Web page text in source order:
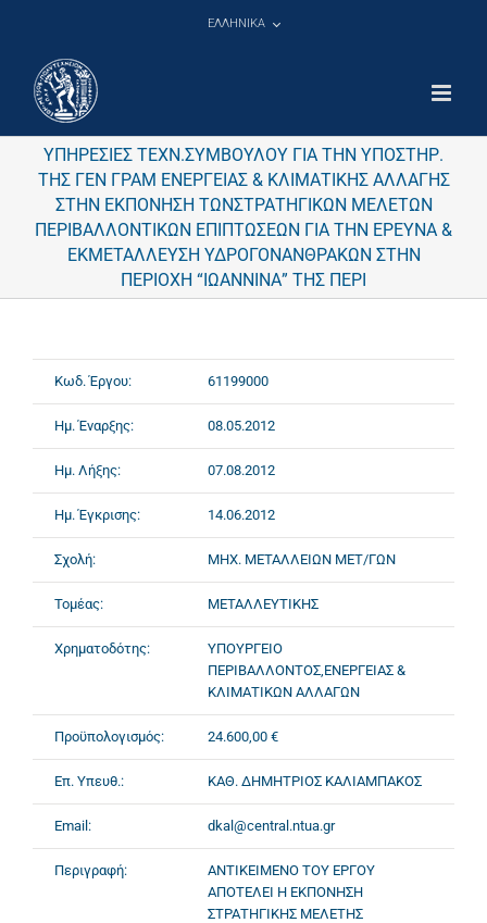
ΕΛΛΗΝΙΚΑ
ΥΠΗΡΕΣΙΕΣ ΤΕΧΝ.ΣΥΜΒΟΥΛΟΥ ΓΙΑ ΤΗΝ ΥΠΟΣΤΗΡ.
ΤΗΣ ΓΕΝ ΓΡΑΜ ΕΝΕΡΓΕΙΑΣ & ΚΛΙΜΑΤΙΚΗΣ ΑΛΛΑΓΗΣ
ΣΤΗΝ ΕΚΠΟΝΗΣΗ ΤΩΝΣΤΡΑΤΗΓΙΚΩΝ ΜΕΛΕΤΩΝ
ΠΕΡΙΒΑΛΛΟΝΤΙΚΩΝ ΕΠΙΠΤΩΣΕΩΝ ΓΙΑ ΤΗΝ ΕΡΕΥΝΑ &
ΕΚΜΕΤΑΛΛΕΥΣΗ ΥΔΡΟΓΟΝΑΝΘΡΑΚΩΝ ΣΤΗΝ
ΠΕΡΙΟΧΗ “ΙΩΑΝΝΙΝΑ” ΤΗΣ ΠΕΡΙ
Κωδ. Έργου: 61199000
Ημ. Έναρξης: 08.05.2012
Ημ. Λήξης: 07.08.2012
Ημ. Έγκρισης: 14.06.2012
Σχολή: ΜΗΧ. ΜΕΤΑΛΛΕΙΩΝ ΜΕΤ/ΓΩΝ
Τομέας: ΜΕΤΑΛΛΕΥΤΙΚΗΣ
Χρηματοδότης:
ΥΠΟΥΡΓΕΙΟ
ΠΕΡΙΒΑΛΛΟΝΤΟΣ,ΕΝΕΡΓΕΙΑΣ &
ΚΛΙΜΑΤΙΚΩΝ ΑΛΛΑΓΩΝ
Προϋπολογισμός: 24.600,00 €
Επ. Υπευθ.: ΚΑΘ. ΔΗΜΗΤΡΙΟΣ ΚΑΛΙΑΜΠΑΚΟΣ
Email: dkal@central.ntua.gr
Περιγραφή:
ΑΝΤΙΚΕΙΜΕΝΟ ΤΟΥ ΕΡΓΟΥ
ΑΠΟΤΕΛΕΙ Η ΕΚΠΟΝΗΣΗ
ΣΤΡΑΤΗΓΙΚΗΣ ΜΕΛΕΤΗΣ